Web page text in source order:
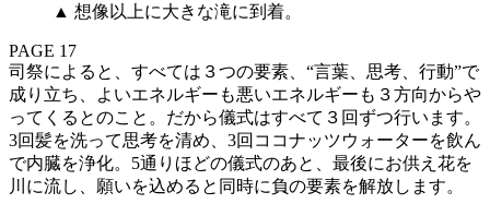
▲ 想像以上に大きな滝に到着。
PAGE 17
司祭によると、すべては３つの要素、“言葉、思考、行動”で
成り立ち、よいエネルギーも悪いエネルギーも３方向からや
ってくるとのこと。だから儀式はすべて３回ずつ行います。
3回髪を洗って思考を清め、3回ココナッツウォーターを飲ん
で内臓を浄化。5通りほどの儀式のあと、最後にお供え花を
川に流し、願いを込めると同時に負の要素を解放します。